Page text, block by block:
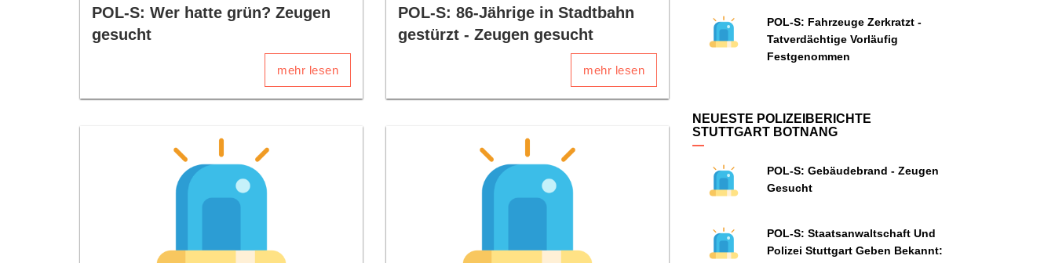
POL-S: Wer hatte grün? Zeugen
gesucht
mehr lesen
POL-S: 86-Jährige in Stadtbahn
gestürzt - Zeugen gesucht
mehr lesen
POL-S: Fahrzeuge Zerkratzt -
Tatverdächtige Vorläufig
Festgenommen
NEUESTE POLIZEIBERICHTE
STUTTGART BOTNANG
POL-S: Gebäudebrand - Zeugen
Gesucht
POL-S: Staatsanwaltschaft Und
Polizei Stuttgart Geben Bekannt: